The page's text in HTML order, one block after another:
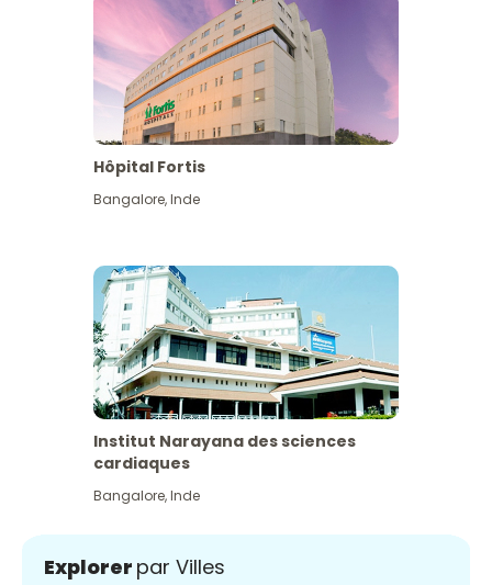
Hôpital Fortis
Bangalore,Inde
Institut Narayana des sciences
cardiaques
Bangalore,Inde
Explorer par Villes